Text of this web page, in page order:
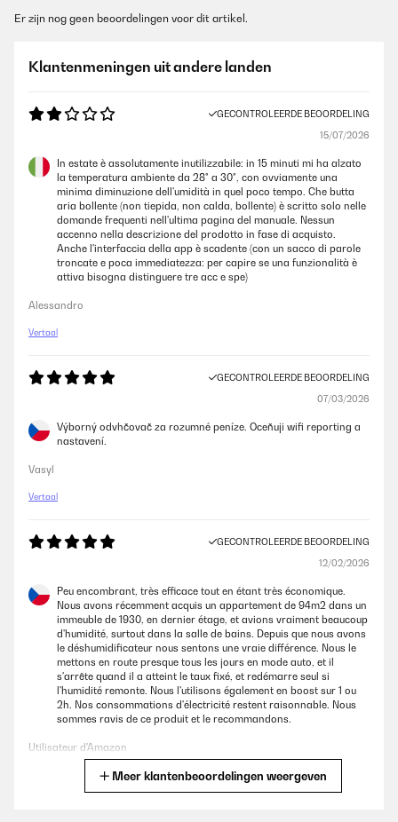
Er zijn nog geen beoordelingen voor dit artikel.
Klantenmeningen uit andere landen
GECONTROLEERDE BEOORDELING
15/07/2026
In estate è assolutamente inutilizzabile: in 15 minuti mi ha alzato
la temperatura ambiente da 28° a 30°, con ovviamente una
minima diminuzione dell'umidità in quel poco tempo. Che butta
aria bollente (non tiepida, non calda, bollente) è scritto solo nelle
domande frequenti nell'ultima pagina del manuale. Nessun
accenno nella descrizione del prodotto in fase di acquisto.
Anche l'interfaccia della app è scadente (con un sacco di parole
troncate e poca immediatezza: per capire se una funzionalità è
attiva bisogna distinguere tre acc e spe)
Alessandro
Vertaal
GECONTROLEERDE BEOORDELING
07/03/2026
Výborný odvhčovač za rozumné peníze. Oceňuji wifi reporting a
nastavení.
Vasyl
Vertaal
GECONTROLEERDE BEOORDELING
12/02/2026
Peu encombrant, très efficace tout en étant très économique.
Nous avons récemment acquis un appartement de 94m2 dans un
immeuble de 1930, en dernier étage, et avions vraiment beaucoup
d'humidité, surtout dans la salle de bains. Depuis que nous avons
le déshumidificateur nous sentons une vraie différence. Nous le
mettons en route presque tous les jours en mode auto, et il
s'arrête quand il a atteint le taux fixé, et redémarre seul si
l'humidité remonte. Nous l'utilisons également en boost sur 1 ou
2h. Nos consommations d'électricité restent raisonnable. Nous
sommes ravis de ce produit et le recommandons.
Utilisateur d'Amazon
Meer klantenbeoordelingen weergeven